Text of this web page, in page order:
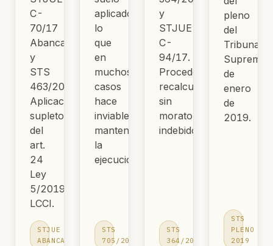
C-
70/17
Abanca
y
STS
463/2019.
Aplicación
supletoria
del
art.
24
Ley
5/2019
LCCI.
STJUE
ABANCA
aplicado,
lo
que
en
muchos
casos
hace
inviable
mantener
la
ejecución.
STS
705/2015
y
STJUE
C-
94/17.
Procede
recalcular
sin
moratorios
indebidos.
STS
364/2016
pleno
del
Tribunal
Supremo
de
enero
de
2019.
STS
PLENO
2019